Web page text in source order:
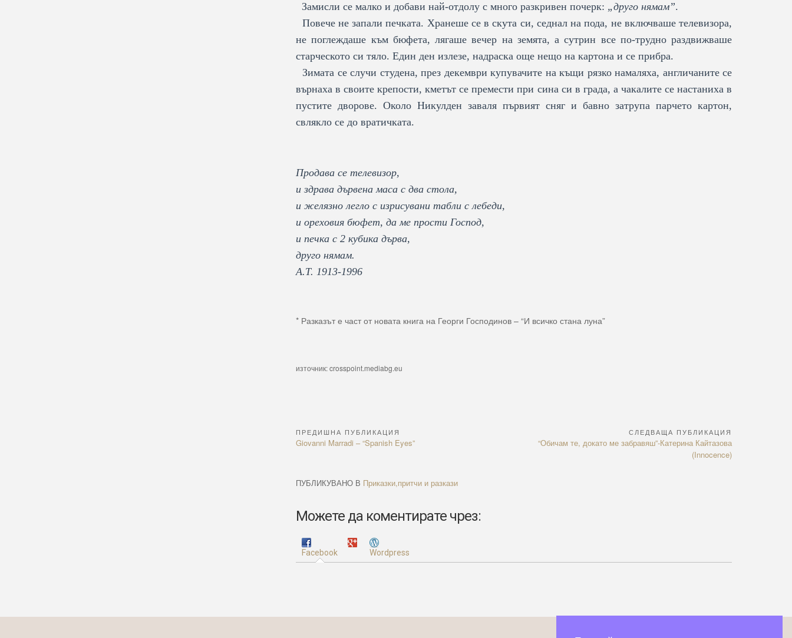
Замисли се малко и добави най-отдолу с много разкривен почерк: „друго нямам”.
Повече не запали печката. Хранеше се в скута си, седнал на пода, не включваше телевизора,
не поглеждаше към бюфета, лягаше вечер на земята, а сутрин все по-трудно раздвижваше
старческото си тяло. Един ден излезе, надраска още нещо на картона и се прибра.
Зимата се случи студена, през декември купувачите на къщи рязко намаляха, англичаните се
върнаха в своите крепости, кметът се премести при сина си в града, а чакалите се настаниха в
пустите дворове. Около Никулден заваля първият сняг и бавно затрупа парчето картон,
свлякло се до вратичката.
Продава се телевизор,
и здрава дървена маса с два стола,
и желязно легло с изрисувани табли с лебеди,
и ореховия бюфет, да ме прости Господ,
и печка с 2 кубика дърва,
друго нямам.
А.Т. 1913-1996
* Разказът е част от новата книга на Георги Господинов – “И всичко стана луна”
източник: crosspoint.mediabg.eu
Навигация
ПРЕДИШНА ПУБЛИКАЦИЯ
Previous
Giovanni Marradi – “Spanish Eyes”
СЛЕДВАЩА ПУБЛИКАЦИЯ
Next
“Обичам те, докато ме забравяш”-Катерина Кайтазова
(Innocence)
ПУБЛИКУВАНО В Приказки,притчи и разкази
Можете да коментирате чрез:
Facebook Wordpress